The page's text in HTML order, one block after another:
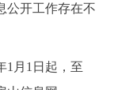
投资项目
公开工作存在不
月1日起，至